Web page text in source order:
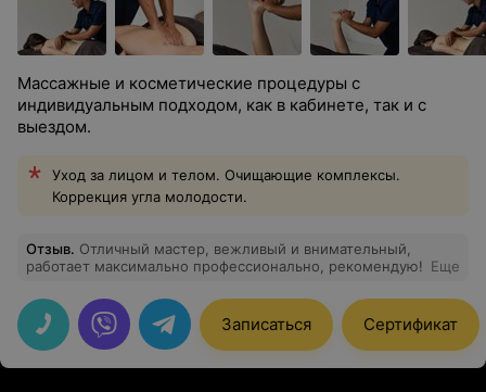
Массажные и косметические процедуры с
индивидуальным подходом, как в кабинете, так и с
выездом.
Уход за лицом и телом. Очищающие комплексы.
Коррекция угла молодости.
Отзыв. Отличный мастер, вежливый и внимательный,
работает максимально профессионально, рекомендую! Еще
Записаться Сертификат